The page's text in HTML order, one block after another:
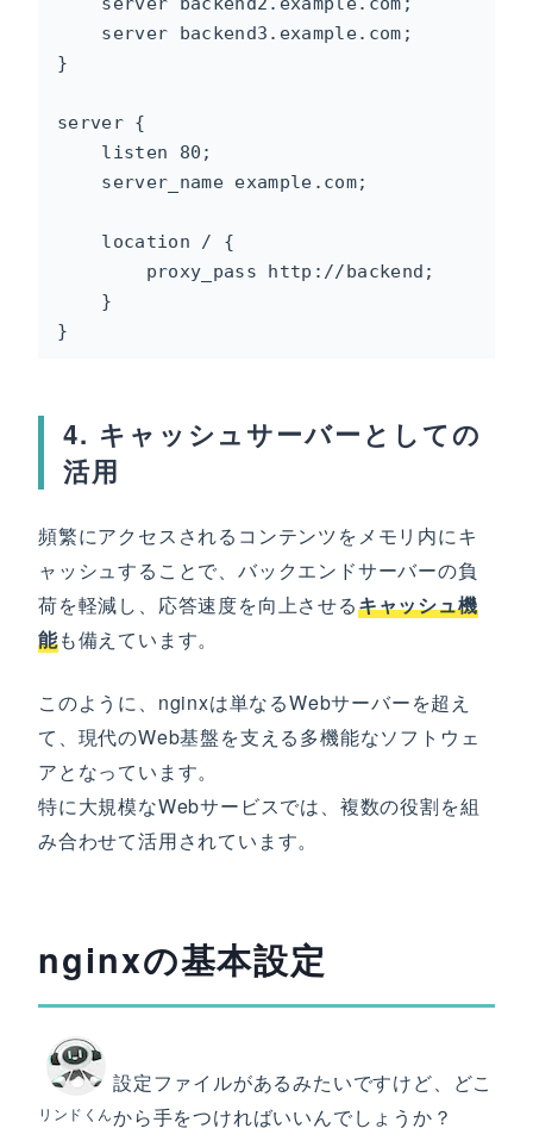
    server backend3.example.com;
}
server {
    listen 80;
    server_name example.com;
    location / {
        proxy_pass http://backend;
    }
}
4. キャッシュサーバーとしての
活用
頻繁にアクセスされるコンテンツをメモリ内にキ
ャッシュすることで、バックエンドサーバーの負
荷を軽減し、応答速度を向上させるキャッシュ機
能も備えています。
このように、nginxは単なるWebサーバーを超え
て、現代のWeb基盤を支える多機能なソフトウェ
アとなっています。
特に大規模なWebサービスでは、複数の役割を組
み合わせて活用されています。
nginxの基本設定
リンドくん
設定ファイルがあるみたいですけど、どこ
から手をつければいいんでしょうか？